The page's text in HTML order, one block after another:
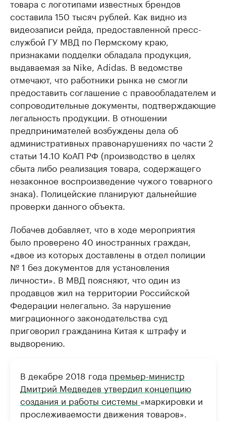
товара с логотипами известных брендов
составила 150 тысяч рублей. Как видно из
видеозаписи рейда, предоставленной пресс-
службой ГУ МВД по Пермскому краю,
признаками подделки обладала продукция,
выдаваемая за Nike, Adidas. В ведомстве
отмечают, что работники рынка не смогли
предоставить соглашение с правообладателем и
сопроводительные документы, подтверждающие
легальность продукции. В отношении
предпринимателей возбуждены дела об
административных правонарушениях по части 2
статьи 14.10 КоАП РФ (производство в целях
сбыта либо реализация товара, содержащего
незаконное воспроизведение чужого товарного
знака). Полицейские планируют дальнейшие
проверки данного объекта.
Лобачев добавляет, что в ходе мероприятия
было проверено 40 иностранных граждан,
«двое из которых доставлены в отдел полиции
№ 1 без документов для установления
личности». В МВД поясняют, что один из
продавцов жил на территории Российской
Федерации нелегально. За нарушение
миграционного законодательства суд
приговорил гражданина Китая к штрафу и
выдворению.
В декабре 2018 года премьер-министр
Дмитрий Медведев утвердил концепцию
создания и работы системы «маркировки и
прослеживаемости движения товаров».